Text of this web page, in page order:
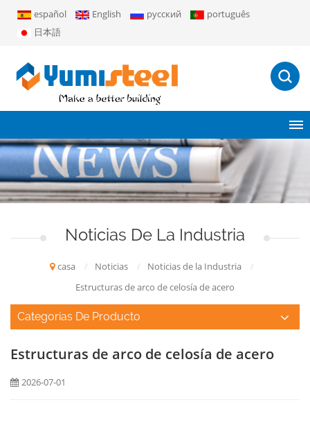
español English русский
português
日本語
Noticias De La Industria
casa / Noticias / Noticias de la Industria
/
Estructuras de arco de celosía de acero
Categorías De Producto
Estructuras de arco de celosía de acero
2026-07-01